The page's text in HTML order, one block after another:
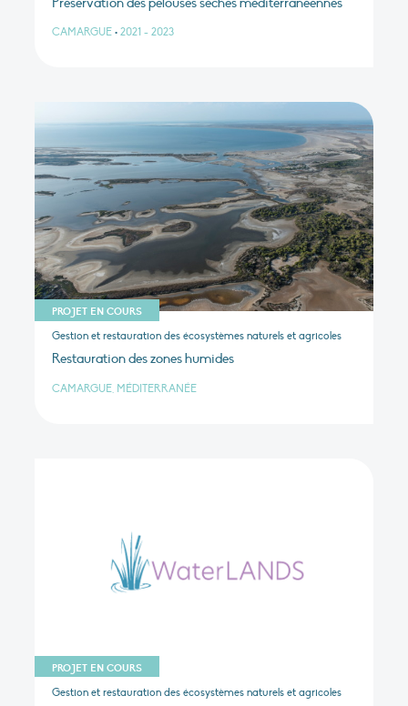
CAMARGUE • 2021 - 2023
PROJET EN COURS
Gestion et restauration des écosystèmes naturels et agricoles
Restauration des zones humides
CAMARGUE, MÉDITERRANÉE
PROJET EN COURS
Gestion et restauration des écosystèmes naturels et agricoles